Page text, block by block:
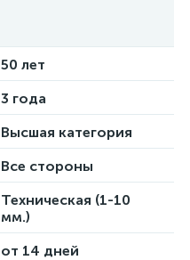
50 лет
3 года
Высшая категория
Все стороны
Техническая (1-10
мм.)
от 14 дней